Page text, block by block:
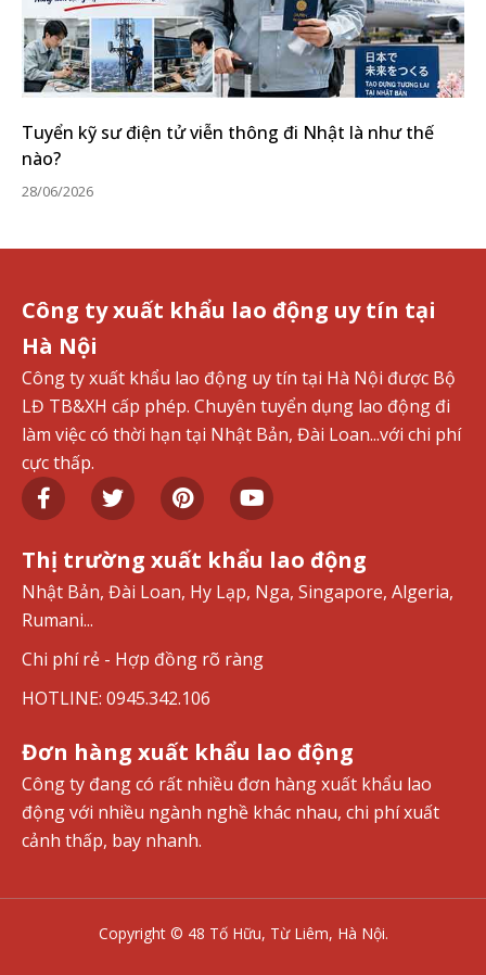
Tuyển kỹ sư điện tử viễn thông đi Nhật là như thế
nào?
28/06/2026
Công ty xuất khẩu lao động uy tín tại
Hà Nội
Công ty xuất khẩu lao động uy tín tại Hà Nội được Bộ
LĐ TB&XH cấp phép. Chuyên tuyển dụng lao động đi
làm việc có thời hạn tại Nhật Bản, Đài Loan...với chi phí
cực thấp.
Thị trường xuất khẩu lao động
Nhật Bản, Đài Loan, Hy Lạp, Nga, Singapore, Algeria,
Rumani...
Chi phí rẻ - Hợp đồng rõ ràng
HOTLINE: 0945.342.106
Đơn hàng xuất khẩu lao động
Công ty đang có rất nhiều đơn hàng xuất khẩu lao
động với nhiều ngành nghề khác nhau, chi phí xuất
cảnh thấp, bay nhanh.
Copyright © 48 Tố Hữu, Từ Liêm, Hà Nội.